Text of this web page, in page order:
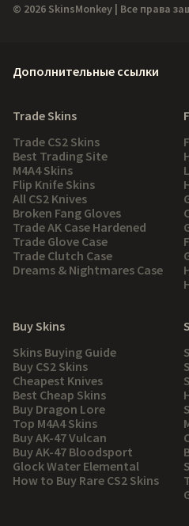
© 2026 SkinsMonkey | Все права
Дополнительные ссылки
Trade Skins
Trade CS2 Skins
Best Trading Site
M4A4 Skins
Flip Knife Skins
All CS2 Knives
Broken Fang Gloves
Trade AK Case Hardened
Trade Glove Case
Trade Clutch Case
Dreams & Nightmares Case
Buy Skins
Skins Buying Guide
Buy CS2 Skins
Cheapest Knives
Best Cheap Skins
Buy Dragon Lore
Top M4A4 Skins
Buy AK-47 Vulcan
Buy AK-47 Bloodsport
Glock Water Elemental
How to Buy Rare CS2 Skins